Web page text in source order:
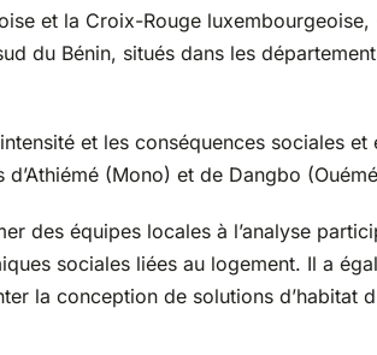
et la Croix-Rouge luxembourgeoise,
du Bénin, situés dans les
et les conséquences sociales
(Mono) et de Dangbo
des équipes locales à l’analyse
sociales liées au logement. Il a
la conception de solutions d’habitat